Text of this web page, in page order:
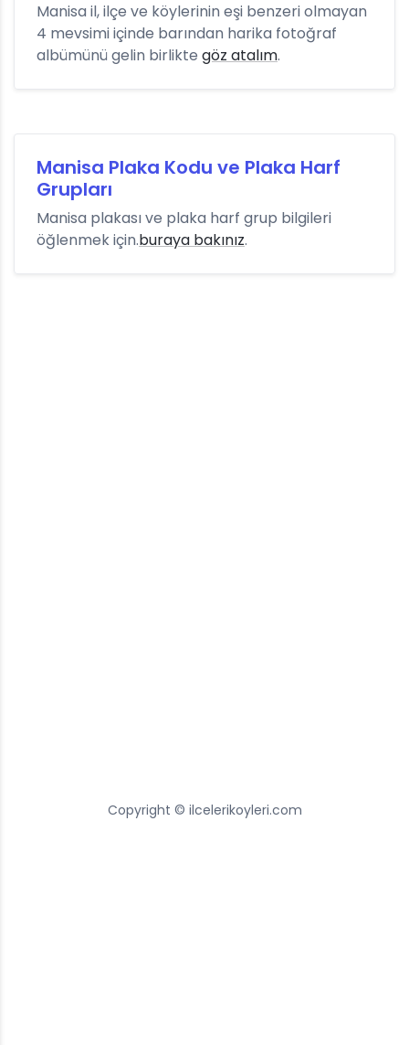
Manisa il, ilçe ve köylerinin eşi benzeri olmayan
4 mevsimi içinde barından harika fotoğraf
albümünü gelin birlikte göz atalım.
Manisa Plaka Kodu ve Plaka Harf
Grupları
Manisa plakası ve plaka harf grup bilgileri
öğlenmek için.buraya bakınız.
Copyright © ilcelerikoyleri.com